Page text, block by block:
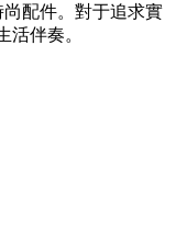
配件。對于追求實
伴奏。